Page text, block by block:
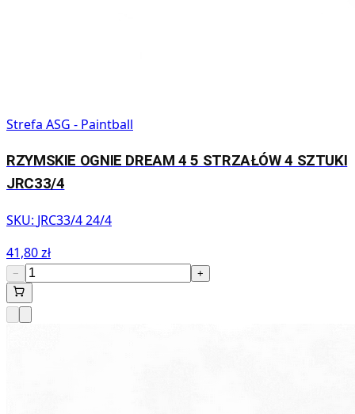
Strefa ASG - Paintball
RZYMSKIE OGNIE DREAM 4 5 STRZAŁÓW 4 SZTUKI
JRC33/4
SKU: JRC33/4 24/4
41,80 zł
− +